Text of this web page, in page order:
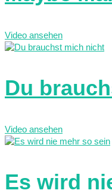
Video ansehen
Du
Video ansehen
Es wird